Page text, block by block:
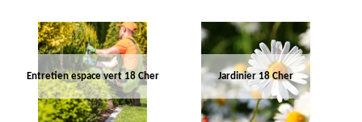
Entretien espace vert 18 Cher Jardinier 18 Cher